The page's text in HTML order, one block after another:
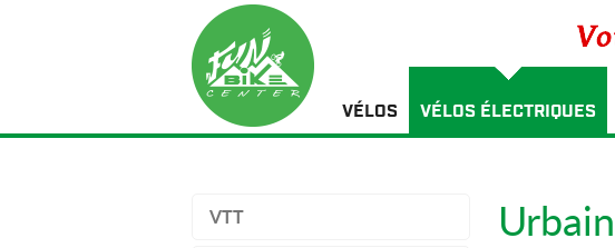
VÉLOS VÉLOS ÉLECTRIQUES
Urbain
VTT